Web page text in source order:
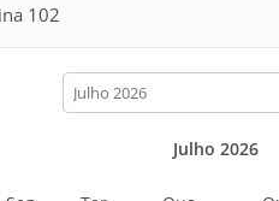
102
calendar-
month
Julho 2026